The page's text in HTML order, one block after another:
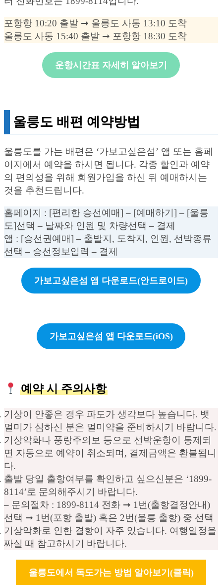
포항항 10:20 출발 ➞ 울릉도 사동 13:10 도착
울릉도 사동 15:40 출발 ➞ 포항항 18:30 도착
운항시간표 자세히 알아보기
울릉도 배편 예약방법
울릉도를 가는 배편은 ‘가보고싶은섬’ 앱 또는 홈페
이지에서 예약을 하시면 됩니다. 각종 할인과 예약
의 편의성을 위해 회원가입을 하신 뒤 예매하시는
것을 추천드립니다.
홈페이지 : [편리한 승선예매] – [예매하기] – [울릉
도]선택 – 날짜와 인원 및 차량선택 – 결제
앱 : [승선권예매] – 출발지, 도착지, 인원, 선박종류
선택 – 승선정보입력 – 결제
가보고싶은섬 앱 다운로드(안드로이드)
가보고싶은섬 앱 다운로드(iOS)
예약 시 주의사항
기상이 안좋은 경우 파도가 생각보다 높습니다. 뱃
멀미가 심하신 분은 멀미약을 준비하시기 바랍니다.
기상악화나 풍랑주의보 등으로 선박운항이 통제되
면 자동으로 예약이 취소되며, 결제금액은 환불됩니
다.
출발 당일 출항여부를 확인하고 싶으신분은 ‘1899-
8114’로 문의해주시기 바랍니다.
– 문의절차 : 1899-8114 전화 ➞ 1번(출항결정안내)
선택 ➞ 1번(포항 출발) 혹은 2번(울릉 출항) 중 선택
기상악화로 인한 결항이 자주 있습니다. 여행일정을
짜실 때 참고하시기 바랍니다.
울릉도에서 독도가는 방법 알아보기(클릭)